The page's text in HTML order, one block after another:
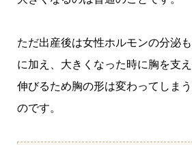
ただ出産後は女性ホルモンの分泌
に加え、大きくなった時に胸を支
伸びるため胸の形は変わってしま
のです。